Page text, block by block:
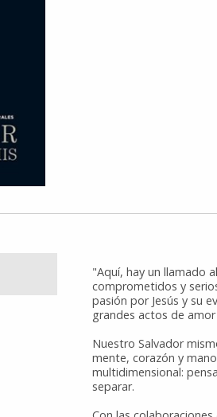
"Aquí, hay un llamado
comprometidos y
pasión por Jesús y su
grandes actos de
Nuestro Salvador
mente, corazón y
multidimensional:
separar.